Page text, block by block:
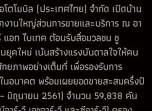
ตโมบิล (ประเทศไทย) จำกัด เปิดบ้าน
งานใหญ่ส่วนการขายและบริการ ณ อา
แอท ไบเทค ต้อนรับสื่อมวลชน ชู
ยุคใหม่ เน้นสร้างแรงบันดาลใจให้คน
ยภาพอย่างเต็มที่ เพื่อรองรับการ
นอนาคต พร้อมเผยยอดขายสะสมครึ่งปี
มิถุนายน 2561) จำนวน 59,838 คัน